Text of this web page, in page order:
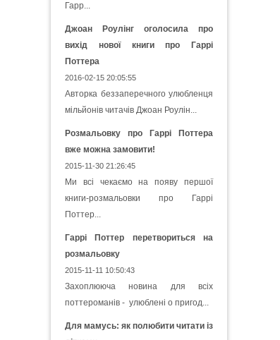
Гарр...
Джоан Роулінг оголосила про
вихід нової книги про Гаррі
Поттера
2016-02-15 20:05:55
Авторка беззаперечного улюбленця
мільйонів читачів Джоан Роулін...
Розмальовку про Гаррі Поттера
вже можна замовити!
2015-11-30 21:26:45
Ми всі чекаємо на появу першої
книги-розмальовки про Гаррі
Поттер...
Гаррі Поттер перетвориться на
розмальовку
2015-11-11 10:50:43
Захоплююча новина для всіх
поттероманів - улюблені о пригод...
Для мамусь: як полюбити читати із